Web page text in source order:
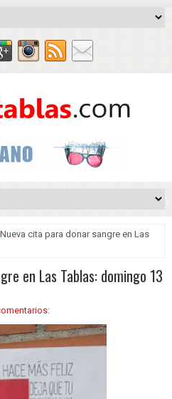
Nueva cita para donar sangre en Las
en Las Tablas: domingo 13